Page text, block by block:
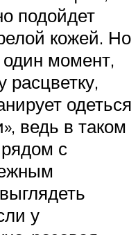
подойдет
кожей. Но
один момент,
расцветку,
одеться
ведь в таком
с
у